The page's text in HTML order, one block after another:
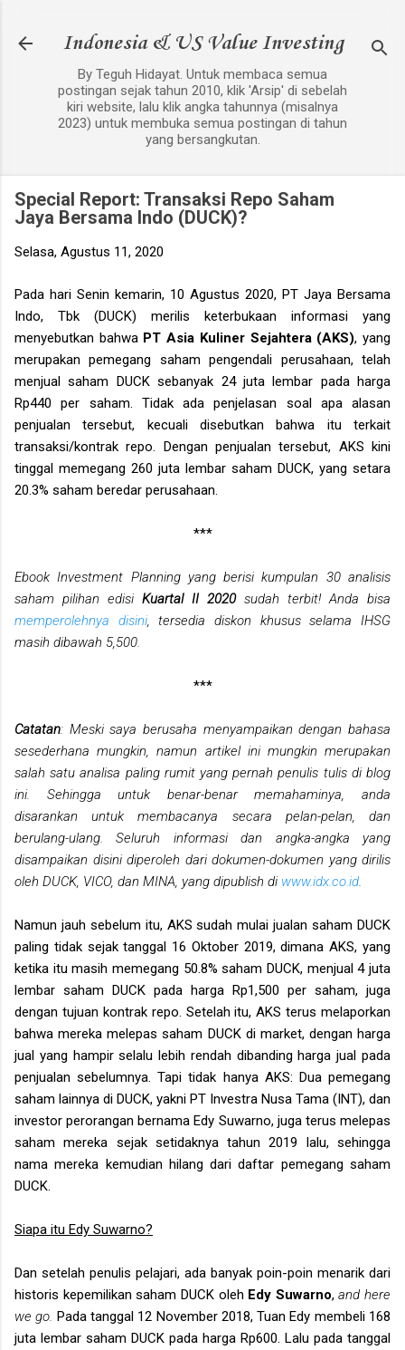
Indonesia & US Value Investing
By Teguh Hidayat. Untuk membaca semua
postingan sejak tahun 2010, klik 'Arsip' di sebelah
kiri website, lalu klik angka tahunnya (misalnya
2023) untuk membuka semua postingan di tahun
yang bersangkutan.
Special Report: Transaksi Repo Saham
Jaya Bersama Indo (DUCK)?
Selasa, Agustus 11, 2020
Pada hari Senin kemarin, 10 Agustus 2020, PT Jaya Bersama
Indo, Tbk (DUCK) merilis keterbukaan informasi yang
menyebutkan bahwa PT Asia Kuliner Sejahtera (AKS), yang
merupakan pemegang saham pengendali perusahaan, telah
menjual saham DUCK sebanyak 24 juta lembar pada harga
Rp440 per saham. Tidak ada penjelasan soal apa alasan
penjualan tersebut, kecuali disebutkan bahwa itu terkait
transaksi/kontrak repo. Dengan penjualan tersebut, AKS kini
tinggal memegang 260 juta lembar saham DUCK, yang setara
20.3% saham beredar perusahaan.
***
Ebook Investment Planning yang berisi kumpulan 30 analisis
saham pilihan edisi Kuartal II 2020 sudah terbit! Anda bisa
memperolehnya disini, tersedia diskon khusus selama IHSG
masih dibawah 5,500.
***
Catatan: Meski saya berusaha menyampaikan dengan bahasa
sesederhana mungkin, namun artikel ini mungkin merupakan
salah satu analisa paling rumit yang pernah penulis tulis di blog
ini. Sehingga untuk benar-benar memahaminya, anda
disarankan untuk membacanya secara pelan-pelan, dan
berulang-ulang. Seluruh informasi dan angka-angka yang
disampaikan disini diperoleh dari dokumen-dokumen yang dirilis
oleh DUCK, VICO, dan MINA, yang dipublish di www.idx.co.id
Namun jauh sebelum itu, AKS sudah mulai jualan saham DUCK
paling tidak sejak tanggal 16 Oktober 2019, dimana AKS, yang
ketika itu masih memegang 50.8% saham DUCK, menjual 4 juta
lembar saham DUCK pada harga Rp1,500 per saham, juga
dengan tujuan kontrak repo. Setelah itu, AKS terus melaporkan
bahwa mereka melepas saham DUCK di market, dengan harga
jual yang hampir selalu lebih rendah dibanding harga jual pada
penjualan sebelumnya. Tapi tidak hanya AKS: Dua pemegang
saham lainnya di DUCK, yakni PT Investra Nusa Tama (INT), dan
investor perorangan bernama Edy Suwarno, juga terus melepas
saham mereka sejak setidaknya tahun 2019 lalu, sehingga
nama mereka kemudian hilang dari daftar pemegang saham
DUCK.
Siapa itu Edy Suwarno?
Dan setelah penulis pelajari, ada banyak poin-poin menarik dari
historis kepemilikan saham DUCK oleh Edy Suwarno,and here
we go. Pada tanggal 12 November 2018, Tuan Edy membeli 168
juta lembar saham DUCK pada harga Rp600. Lalu pada tanggal